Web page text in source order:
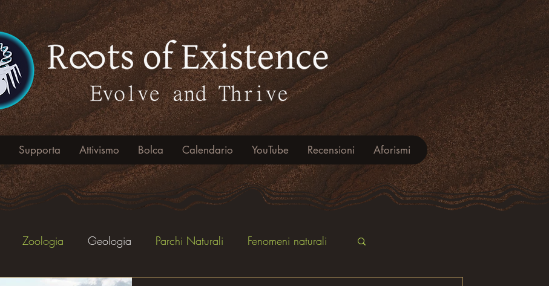
Supporta Attivismo Bolca Calendario YouTube Recensioni Aforismi
Zoologia Geologia Parchi Naturali Fenomeni naturali